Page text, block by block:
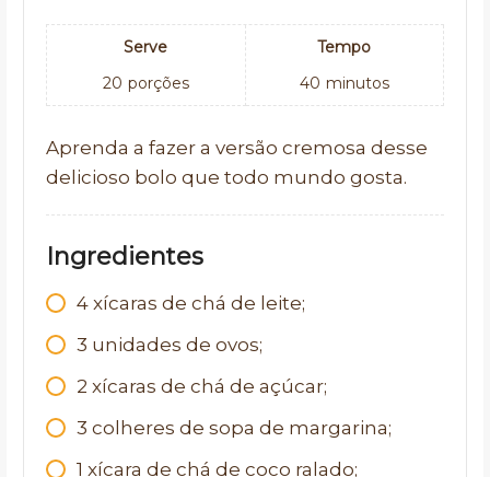
Serve
20 porções
Tempo
40 minutos
Aprenda a fazer a versão cremosa desse
delicioso bolo que todo mundo gosta.
Ingredientes
4 xícaras de chá de leite;
3 unidades de ovos;
2 xícaras de chá de açúcar;
3 colheres de sopa de margarina;
1 xícara de chá de coco ralado;